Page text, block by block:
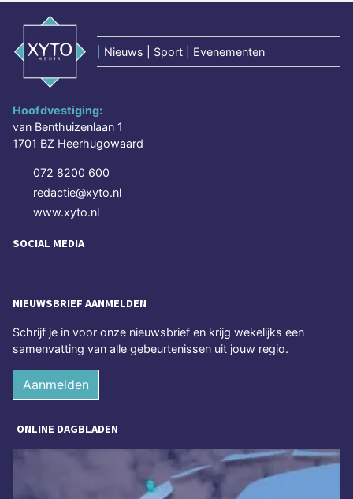
Nieuws | Sport | Evenementen
Hoofdvestiging:
van Benthuizenlaan 1
1701 BZ Heerhugowaard
072 8200 600
redactie@xyto.nl
www.xyto.nl
SOCIAL MEDIA
NIEUWSBRIEF AANMELDEN
Schrijf je in voor onze nieuwsbrief en krijg wekelijks een
samenvatting van alle gebeurtenissen uit jouw regio.
Aanmelden
ONLINE DAGBLADEN